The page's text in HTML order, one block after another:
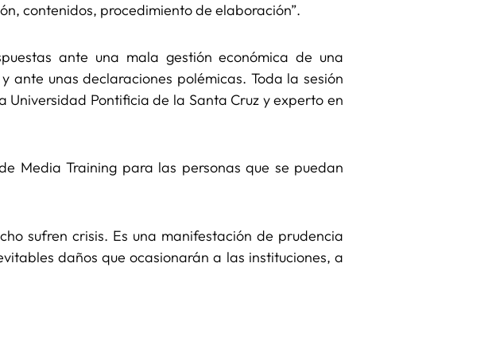
contenidos, procedimiento de elaboración”.
ante una mala gestión económica de una
ante unas declaraciones polémicas. Toda la sesión
Pontificia de la Santa Cruz y experto en
Media Training para las personas que se puedan
sufren crisis. Es una manifestación de prudencia
daños que ocasionarán a las instituciones, a